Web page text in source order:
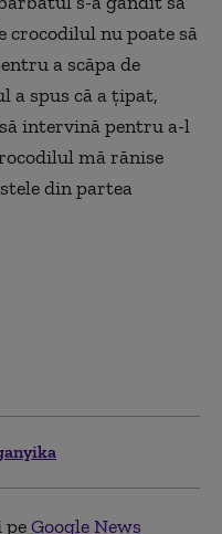
crocodilul nu poate să
a scăpa de
a spus că a ţipat,
intervină pentru a-l
mă rănise
din partea
peGoogle News